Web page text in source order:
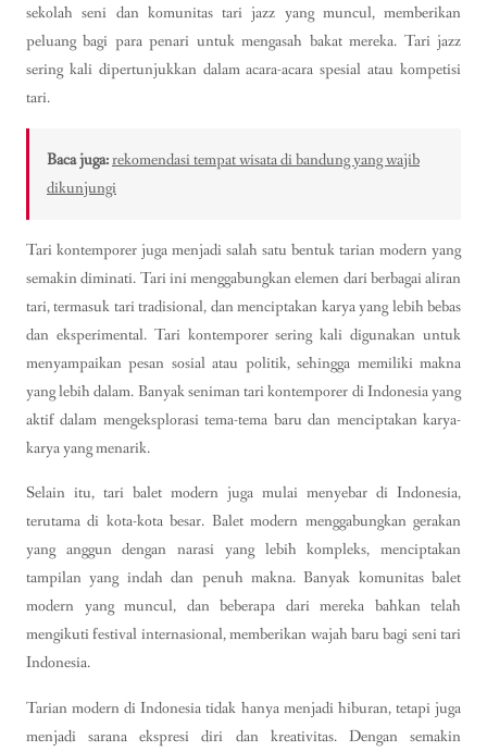
sekolah seni dan komunitas tari jazz yang muncul, memberikan
peluang bagi para penari untuk mengasah bakat mereka. Tari jazz
sering kali dipertunjukkan dalam acara-acara spesial atau kompetisi
tari.
Baca juga:rekomendasi tempat wisata di bandung yang wajib
dikunjungi
Tari kontemporer juga menjadi salah satu bentuk tarian modern yang
semakin diminati. Tari ini menggabungkan elemen dari berbagai aliran
tari, termasuk tari tradisional, dan menciptakan karya yang lebih bebas
dan eksperimental. Tari kontemporer sering kali digunakan untuk
menyampaikan pesan sosial atau politik, sehingga memiliki makna
yang lebih dalam. Banyak seniman tari kontemporer di Indonesia yang
aktif dalam mengeksplorasi tema-tema baru dan menciptakan karya-
karya yang menarik.
Selain itu, tari balet modern juga mulai menyebar di Indonesia,
terutama di kota-kota besar. Balet modern menggabungkan gerakan
yang anggun dengan narasi yang lebih kompleks, menciptakan
tampilan yang indah dan penuh makna. Banyak komunitas balet
modern yang muncul, dan beberapa dari mereka bahkan telah
mengikuti festival internasional, memberikan wajah baru bagi seni tari
Indonesia.
Tarian modern di Indonesia tidak hanya menjadi hiburan, tetapi juga
menjadi sarana ekspresi diri dan kreativitas. Dengan semakin